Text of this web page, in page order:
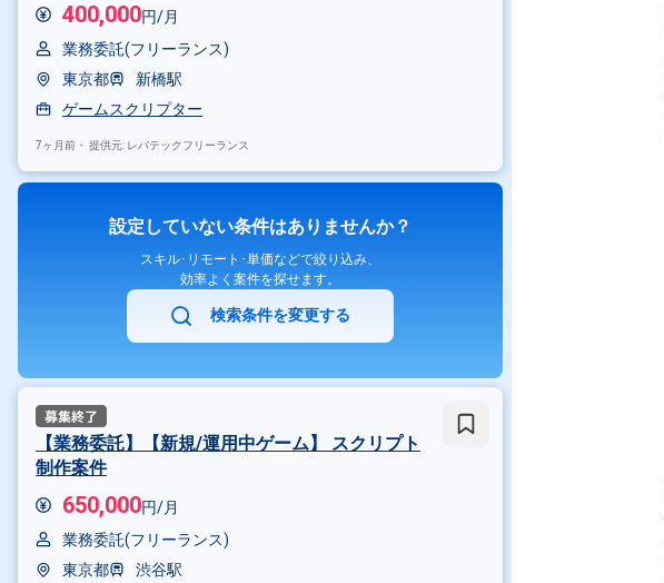
400,000円/月
業務委託(フリーランス)
東京都
新橋駅
ゲームスクリプター
7ヶ月前・ 提供元: レバテックフリーランス
設定していない条件はありませんか？
スキル･リモート･単価などで絞り込み、
効率よく案件を探せます。
検索条件を変更する
【業務委託】【新規/運用中ゲーム】 スクリプト
制作案件
650,000円/月
業務委託(フリーランス)
東京都
渋谷駅